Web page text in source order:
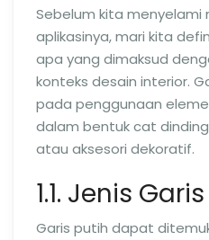
Sebelum kita
aplikasinya, mari kita
apa yang dimaksud
konteks desain interior.
pada penggunaan
dalam bentuk cat
atau aksesori dekoratif.
1.1. Jenis
Garis putih dapat